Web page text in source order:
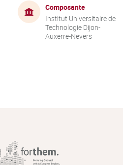
Composante
Institut Universitaire de
Technologie Dijon-
Auxerre-Nevers